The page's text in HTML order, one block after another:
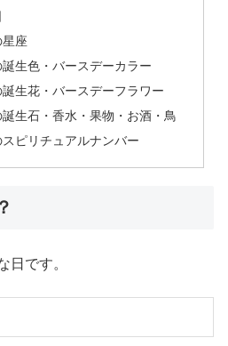
座
生色・バースデーカラー
生花・バースデーフラワー
生石・香水・果物・お酒・鳥
ピリチュアルナンバー
日です。